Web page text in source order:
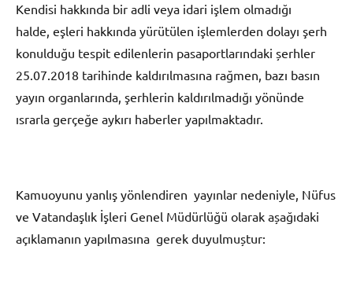
Kendisi hakkında bir adli veya idari işlem olmadığı
halde, eşleri hakkında yürütülen işlemlerden dolayı şerh
konulduğu tespit edilenlerin pasaportlarındaki șerhler
25.07.2018 tarihinde kaldırılmasına rağmen, bazı basın
yayın organlarında, şerhlerin kaldırılmadığı yönünde
ısrarla gerçeğe aykırı haberler yapılmaktadır.
Kamuoyunu yanlış yönlendiren yayınlar nedeniyle, Nüfus
ve Vatandaşlık İşleri Genel Müdürlüğü olarak așağıdaki
açıklamanın yapılmasına gerek duyulmuștur: